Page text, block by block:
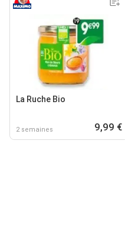
La Ruche Bio
2 semaines 9,99 €